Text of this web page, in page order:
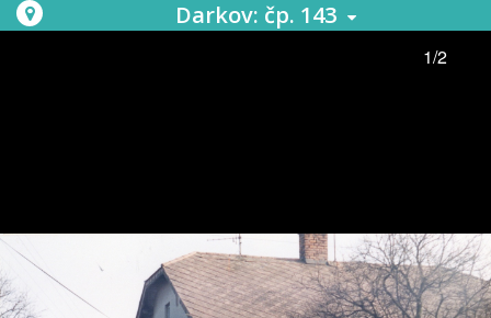
Darkov: čp. 143
1/2